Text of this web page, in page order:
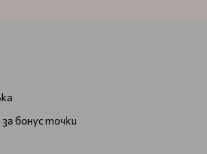
бонус точки